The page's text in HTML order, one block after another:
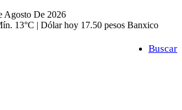
Agosto De 2026
13°C | Dólar hoy 17.50 pesos Banxico
Buscar